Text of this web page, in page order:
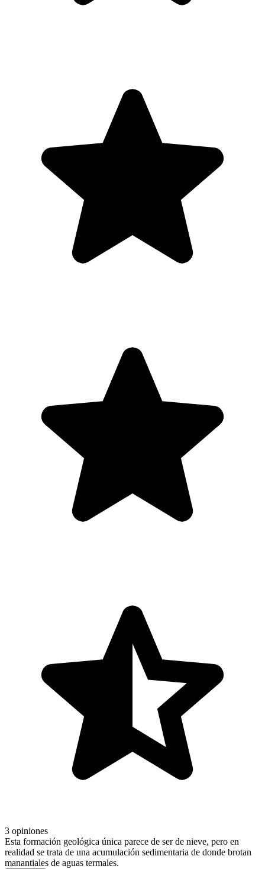
3 opiniones
Esta formación geológica única parece de ser de nieve, pero en
realidad se trata de una acumulación sedimentaria de donde brotan
manantiales de aguas termales.